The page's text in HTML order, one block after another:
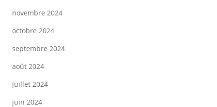
novembre 2024
octobre 2024
septembre 2024
août 2024
juillet 2024
juin 2024